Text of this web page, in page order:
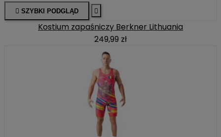
 SZYBKI PODGLĄD 
Kostium zapaśniczy Berkner Lithuania
249,99 zł